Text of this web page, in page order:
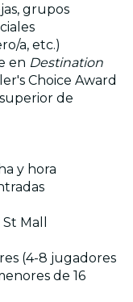
grupos
a, etc.)
en Destination
Choice Award
de
y hora
Mall
(4-8 jugadores
de 16